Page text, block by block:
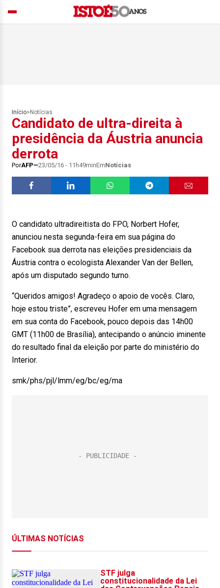
Início> Notícias
Candidato de ultra-direita à
presidência da Áustria anuncia
derrota
PorAFP 23/05/16 - 11h49minEmNotícias
O candidato ultradireitista do FPO, Norbert Hofer,
anunciou nesta segunda-feira em sua página do
Facebook sua derrota nas eleições presidenciais da
Áustria contra o ecologista Alexander Van der Bellen,
após um disputado segundo turno.
“Queridos amigos! Agradeço o apoio de vocês. Claro,
hoje estou triste”, escreveu Hofer em uma mensagem
em sua conta do Facebook, pouco depois das 14h00
GMT (11h00 de Brasília), antecipando o anúncio iminente
do resultado final da eleição por parte do ministério do
Interior.
smk/phs/pjl/lmm/eg/bc/eg/ma